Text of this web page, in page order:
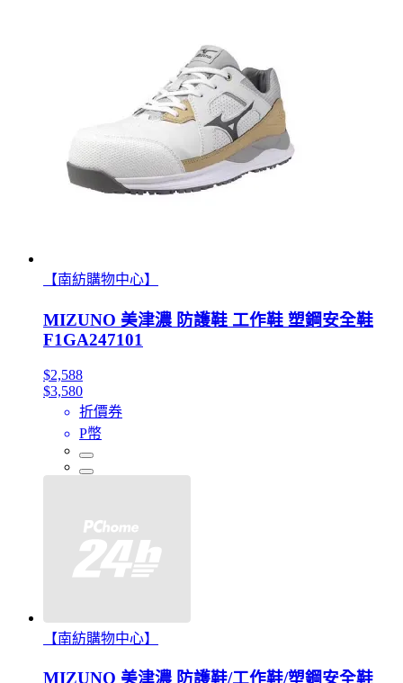
【南紡購物中心】
MIZUNO 美津濃 防護鞋 工作鞋 塑鋼安全鞋
F1GA247101
$2,588
$3,580
折價券
P幣
【南紡購物中心】
MIZUNO 美津濃 防護鞋/工作鞋/塑鋼安全鞋